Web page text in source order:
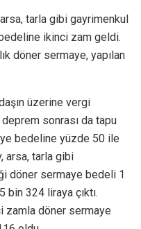
arsa, tarla gibi gayrimenkul
ikinci zam geldi.
döner sermaye, yapılan
üzerine vergi
sonrası da tapu
bedeline yüzde 50 ile
arsa, tarla gibi
döner sermaye bedeli 1
bin 324 liraya çıktı.
zamla döner sermaye